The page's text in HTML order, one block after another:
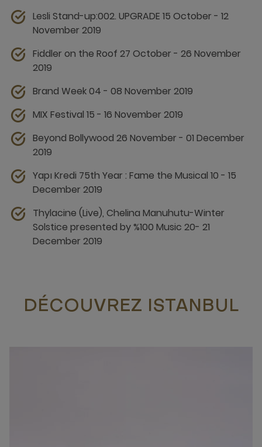
Lesli Stand-up:002. UPGRADE 15 October - 12
November 2019
Fiddler on the Roof 27 October - 26 November
2019
Brand Week 04 - 08 November 2019
MIX Festival 15 - 16 November 2019
Beyond Bollywood 26 November - 01 December
2019
Yapı Kredi 75th Year : Fame the Musical 10 - 15
December 2019
Thylacine (Live), Chelina Manuhutu-Winter
Solstice presented by %100 Music 20- 21
December 2019
DÉCOUVREZ ISTANBUL